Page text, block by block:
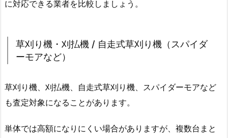
に対応できる業者を比較しましょう。
草刈り機・刈払機 / 自走式草刈り機（スパイダ
ーモアなど）
草刈り機、刈払機、自走式草刈り機、スパイダーモアなど
も査定対象になることがあります。
単体では高額になりにくい場合がありますが、複数台まと